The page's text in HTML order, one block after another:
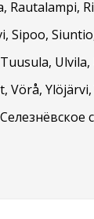
Sipoo,